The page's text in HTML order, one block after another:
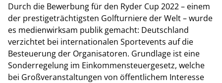
Durch die Bewerbung für den Ryder Cup 2022 – einem
der prestigeträchtigsten Golfturniere der Welt – wurde
es medienwirksam publik gemacht: Deutschland
verzichtet bei internationalen Sportevents auf die
Besteuerung der Organisatoren. Grundlage ist eine
Sonderregelung im Einkommensteuergesetz, welche
bei Großveranstaltungen von öffentlichem Interesse